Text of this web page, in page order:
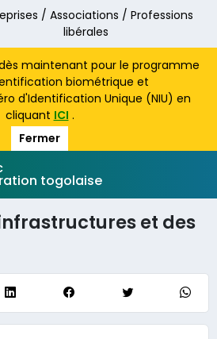
/ Associations / Professions
libérales
maintenant pour le programme
biométrique et
d'Identification Unique (NIU) en
cliquant ICI .
Fermer
togolaise
et des